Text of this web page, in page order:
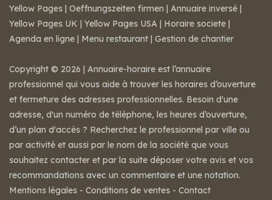
Yellow Pages | Oeffnungszeiten firmen | Annuaire inversé |
Yellow Pages UK | Yellow Pages USA | Horaire societe |
Agenda en ligne | Menu restaurant | Gestion de chantier
Copyright © 2026 | Annuaire-horaire est l’annuaire
professionnel qui vous aide à trouver les horaires d’ouverture
et fermeture des adresses professionnelles. Besoin d'une
adresse, d'un numéro de téléphone, les heures d’ouverture,
d’un plan d'accès ? Recherchez le professionnel par ville ou
par activité et aussi par le nom de la société que vous
souhaitez contacter et par la suite déposer votre avis et vos
recommandations avec un commentaire et une notation.
Mentions légales - Conditions de ventes - Contact